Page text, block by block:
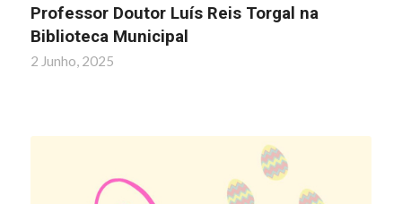
Professor Doutor Luís Reis Torgal na
Biblioteca Municipal
2 Junho, 2025